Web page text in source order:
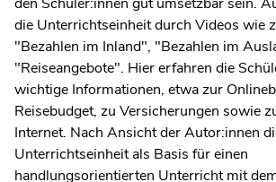
die Unterrichtseinheit durch Videos wie
"Bezahlen im Inland", "Bezahlen im
"Reiseangebote". Hier erfahren die
wichtige Informationen, etwa zur
Reisebudget, zu Versicherungen sowie
Internet. Nach Ansicht der Autor:innen
Unterrichtseinheit als Basis für einen
handlungsorientierten Unterricht mit